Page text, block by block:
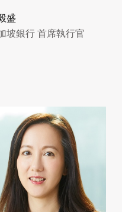
盛
坡銀行 首席執行官